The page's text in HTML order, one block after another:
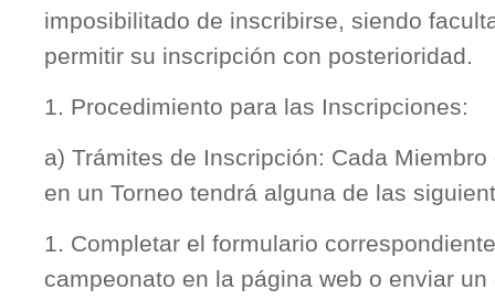
imposibilitado de inscribirse, siendo
permitir su inscripción con posterioridad.
1. Procedimiento para las Inscripciones:
a) Trámites de Inscripción: Cada
en un Torneo tendrá alguna de las
1. Completar el formulario
campeonato en la página web o enviar